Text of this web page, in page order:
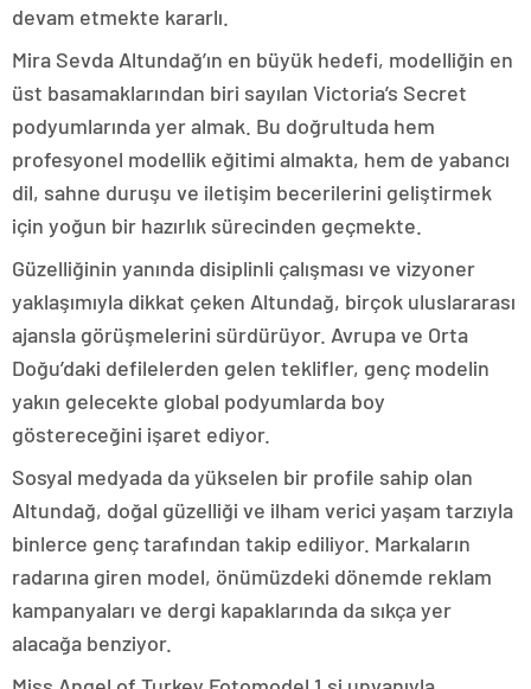
devam etmekte kararlı.
Mira Sevda Altundağ’ın en büyük hedefi, modelliğin en
üst basamaklarından biri sayılan Victoria’s Secret
podyumlarında yer almak. Bu doğrultuda hem
profesyonel modellik eğitimi almakta, hem de yabancı
dil, sahne duruşu ve iletişim becerilerini geliştirmek
için yoğun bir hazırlık sürecinden geçmekte.
Güzelliğinin yanında disiplinli çalışması ve vizyoner
yaklaşımıyla dikkat çeken Altundağ, birçok uluslararası
ajansla görüşmelerini sürdürüyor. Avrupa ve Orta
Doğu’daki defilelerden gelen teklifler, genç modelin
yakın gelecekte global podyumlarda boy
göstereceğini işaret ediyor.
Sosyal medyada da yükselen bir profile sahip olan
Altundağ, doğal güzelliği ve ilham verici yaşam tarzıyla
binlerce genç tarafından takip ediliyor. Markaların
radarına giren model, önümüzdeki dönemde reklam
kampanyaları ve dergi kapaklarında da sıkça yer
alacağa benziyor.